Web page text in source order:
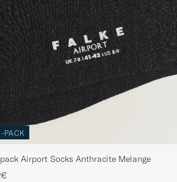
PACK
Airport Socks Anthracite Melange